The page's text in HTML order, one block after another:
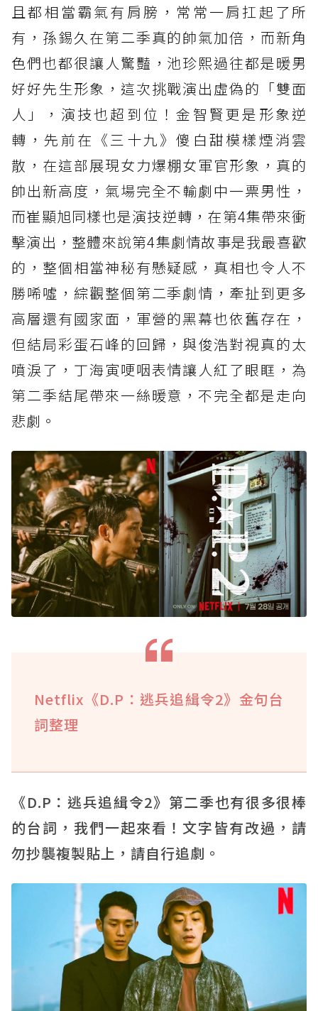
且都相當霸氣有肩膀，常常一肩扛起了所
有，孫錫久在第二季真的帥氣加倍，而新角
色們也都很讓人驚豔， 池珍熙過往都是暖男
好好先生形象，這次挑戰演出虛偽的「雙面
人」，演技也超到位！金智賢更是形象逆
轉，先前在《三十九》傻白甜模樣煙消雲
散，在這部展現女力爆棚女軍官形象，真的
帥出新高度，氣場完全不輸劇中一票男性，
而崔顯旭同樣也是演技逆轉，在第4集帶來衝
擊演出，整體來說第4集劇情故事是我最喜歡
的，整個相當神秘有懸疑感，真相也令人不
勝唏噓，綜觀整個第二季劇情，牽扯到更多
高層還有國家面，軍營的黑幕也依舊存在，
但結局彩蛋石峰的回歸，與俊浩對視真的太
噴淚了，丁海寅哽咽表情讓人紅了眼眶，為
第二季結尾帶來一絲暖意，不完全都是走向
悲劇。
Netflix《D.P：逃兵追緝令2》金句台
詞整理
《D.P：逃兵追緝令2》第二季也有很多很棒
的台詞，我們一起來看！文字皆有改過，請
勿抄襲複製貼上，請自行追劇。